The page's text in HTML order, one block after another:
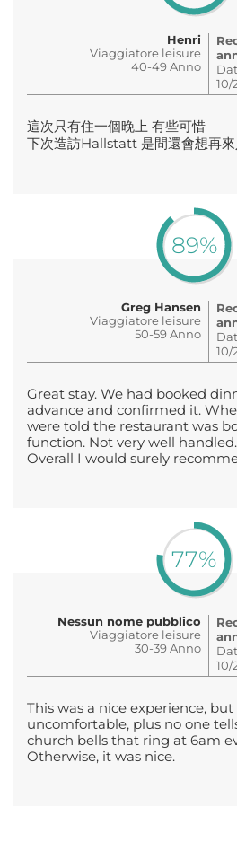
Henri
Viaggiatore leisure
40-49 Anno
10/
這次只有住一個晚上 有些可惜
下次造訪Hallstatt 是間還會想再
89%
Greg Hansen
Viaggiatore leisure
50-59 Anno
10/
Great stay. We had booked
advance and confirmed it.
were told the restaurant was
function. Not very well handled.
Overall I would surely
77%
Nessun nome pubblico
Viaggiatore leisure
30-39 Anno
10/
This was a nice experience,
uncomfortable, plus no one
church bells that ring at 6am
Otherwise, it was nice.